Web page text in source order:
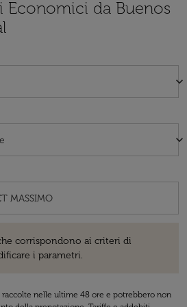
Economici da Buenos
keyboard_arrow_down
keyboard_arrow_down
corrispondono ai criteri di
i parametri.
nelle ultime 48 ore e potrebbero non